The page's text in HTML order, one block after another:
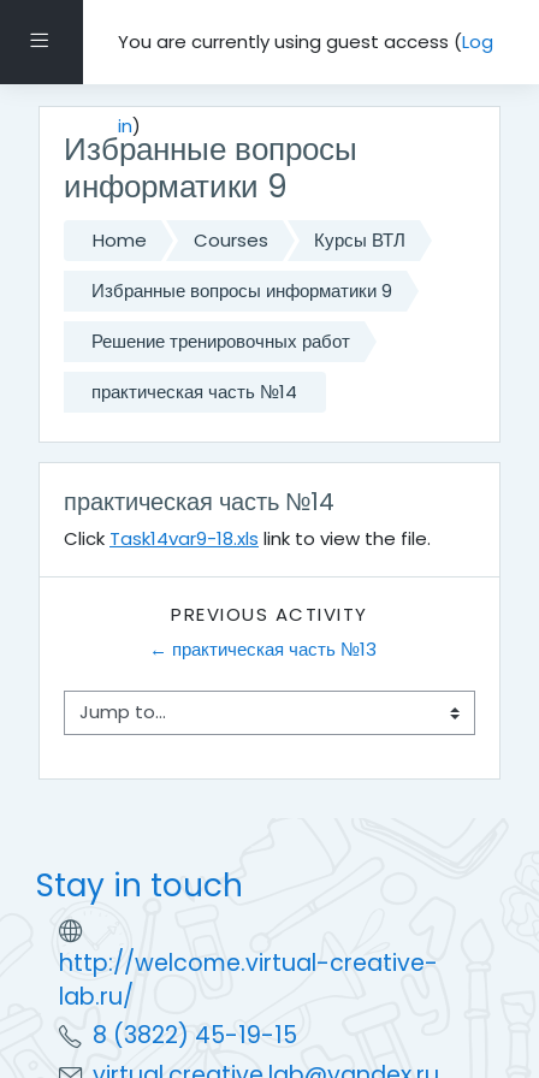
Side panelYou are currently using guest access (Log
in)
Избранные вопросы
информатики 9
Home Courses
Курсы ВТЛ
Избранные вопросы информатики 9
Решение тренировочных работ
практическая часть №14
практическая часть №14
Click Task14var9-18.xls link to view the file.
PREVIOUS ACTIVITY
← практическая часть №13
Jump to...
Stay in touch
http://welcome.virtual-creative-
lab.ru/
8 (3822) 45-19-15